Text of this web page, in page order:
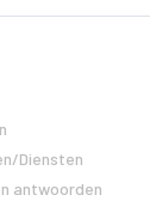
Diensten
antwoorden